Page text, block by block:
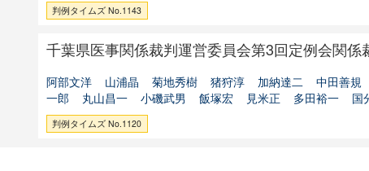
判例タイムズ No.1143
千葉県医事関係裁判運営委員会第3回定例会関係
阿部文洋
山浦晶 菊地秀樹 猪狩淳 加納達二 中田善規
一郎
丸山昌一 小磯武男 飯塚宏 見米正 多田裕一 国
判例タイムズ No.1120